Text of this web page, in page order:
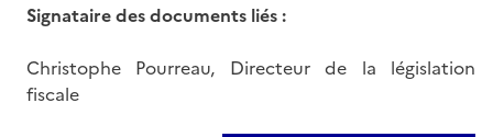
Signataire des documents liés :
Christophe Pourreau, Directeur de la législation
fiscale